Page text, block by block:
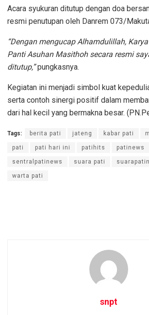
Acara syukuran ditutup dengan doa
resmi penutupan oleh Danrem 073/
“Dengan mengucap Alhamdulillah,
Panti Asuhan Masithoh secara resmi
ditutup,”pungkasnya.
Kegiatan ini menjadi simbol kuat
serta contoh sinergi positif dalam
dari hal kecil yang bermakna besar.
Tags: berita pati jateng kabar pati
pati pati hari ini patihits patinews
sentralpatinews suara pati
warta pati
snpt